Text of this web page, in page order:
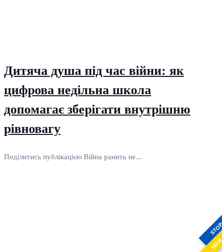
Дитяча душа під час війни: як
цифрова недільна школа
допомагає зберігати внутрішню
рівновагу
Поділитись публікацією Війна ранить не...